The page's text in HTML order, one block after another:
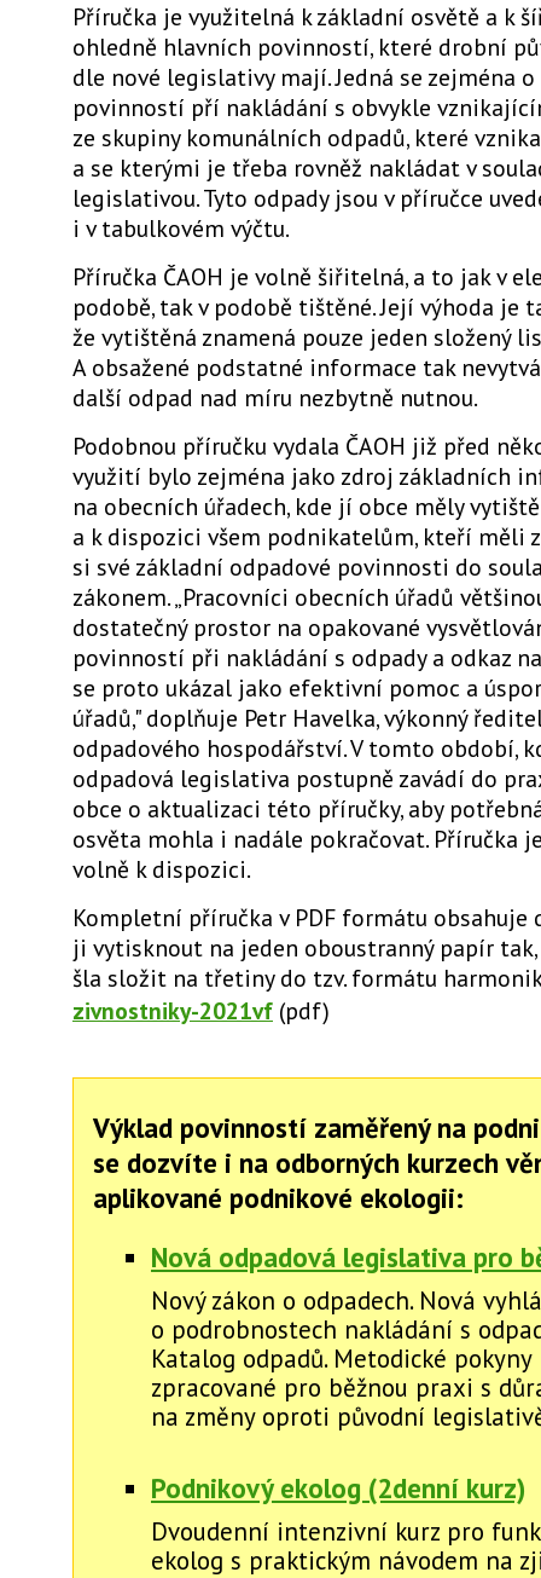
Příručka je využitelná k základní osvětě a k
ohledně hlavních povinností, které drobní
dle nové legislativy mají. Jedná se zejména
povinností pří nakládání s obvykle
ze skupiny komunálních odpadů, které
a se kterými je třeba rovněž nakládat v
legislativou. Tyto odpady jsou v příručce
i v tabulkovém výčtu.
Příručka ČAOH je volně šiřitelná, a to jak v
podobě, tak v podobě tištěné. Její výhoda je
že vytištěná znamená pouze jeden složený
A obsažené podstatné informace tak
další odpad nad míru nezbytně nutnou.
Podobnou příručku vydala ČAOH již před
využití bylo zejména jako zdroj základních
na obecních úřadech, kde jí obce měly
a k dispozici všem podnikatelům, kteří měli
si své základní odpadové povinnosti do
zákonem. „Pracovníci obecních úřadů
dostatečný prostor na opakované
povinností při nakládání s odpady a odkaz
se proto ukázal jako efektivní pomoc a
úřadů," doplňuje Petr Havelka, výkonný
odpadového hospodářství. V tomto období,
odpadová legislativa postupně zavádí do
obce o aktualizaci této příručky, aby
osvěta mohla i nadále pokračovat. Příručka
volně k dispozici.
Kompletní příručka v PDF formátu obsahuje
ji vytisknout na jeden oboustranný papír tak,
šla složit na třetiny do tzv. formátu
zivnostniky-2021vf (pdf)
Výklad povinností zaměřený na
se dozvíte i na odborných kurzech
aplikované podnikové ekologii:
Nová odpadová legislativa pro
Nový zákon o odpadech. Nová
o podrobnostech nakládání s
Katalog odpadů. Metodické pokyny
zpracované pro běžnou praxi s
na změny oproti původní
Podnikový ekolog (2denní kurz)
Dvoudenní intenzivní kurz pro
ekolog s praktickým návodem na